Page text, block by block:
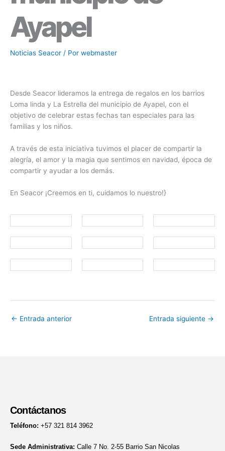
Ayapel
Noticias Seacor / Por webmaster
Desde Seacor lideramos la entrega de regalos en los barrios
Loma linda y La Estrella del municipio de Ayapel, con el
objetivo de celebrar estas fechas tan especiales para las
familias y los niños.
A través de esta iniciativa tuvimos el placer de compartir la
alegría, el amor y la magia que sentimos en navidad, época de
compartir y ayudar a los demás.
En Seacor ¡Creemos en ti, cuidamos lo nuestro!}
← Entrada anterior Entrada siguiente →
Contáctanos
Teléfono: +57 321 814 3962
Sede Administrativa: Calle 7 No. 2-55 Barrio San Nicolas